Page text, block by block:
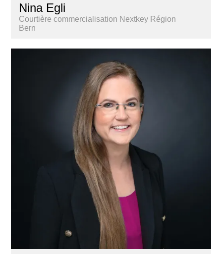
Nina Egli
Courtière commercialisation Nextkey Région
Bern